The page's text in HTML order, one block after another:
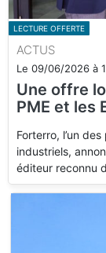
LECTURE OFFERTE
ACTUS
Le 09/06/2026 à
Une offre
PME et les
Forterro, l’un
industriels,
éditeur reconnu